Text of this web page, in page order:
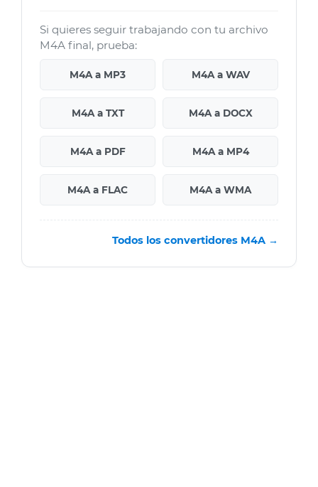
Si quieres seguir trabajando con tu archivo
M4A final, prueba:
M4A a MP3 M4A a WAV
M4A a TXT M4A a DOCX
M4A a PDF M4A a MP4
M4A a FLAC M4A a WMA
Todos los convertidores M4A →